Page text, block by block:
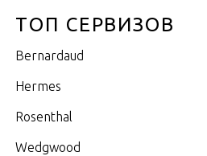
ТОП СЕРВИЗОВ
Bernardaud
Hermes
Rosenthal
Wedgwood